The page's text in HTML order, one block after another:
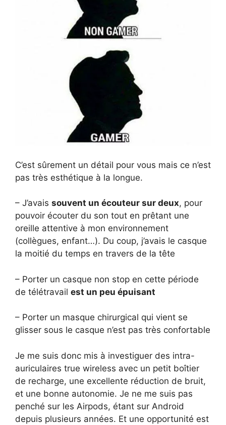
C’est sûrement un détail pour vous mais ce n’est
pas très esthétique à la longue.
– J’avais souvent un écouteur sur deux, pour
pouvoir écouter du son tout en prêtant une
oreille attentive à mon environnement
(collègues, enfant…). Du coup, j’avais le casque
la moitié du temps en travers de la tête
– Porter un casque non stop en cette période
de télétravail est un peu épuisant
– Porter un masque chirurgical qui vient se
glisser sous le casque n’est pas très confortable
Je me suis donc mis à investiguer des intra-
auriculaires true wireless avec un petit boîtier
de recharge, une excellente réduction de bruit,
et une bonne autonomie. Je ne me suis pas
penché sur les Airpods, étant sur Android
depuis plusieurs années. Et une opportunité est